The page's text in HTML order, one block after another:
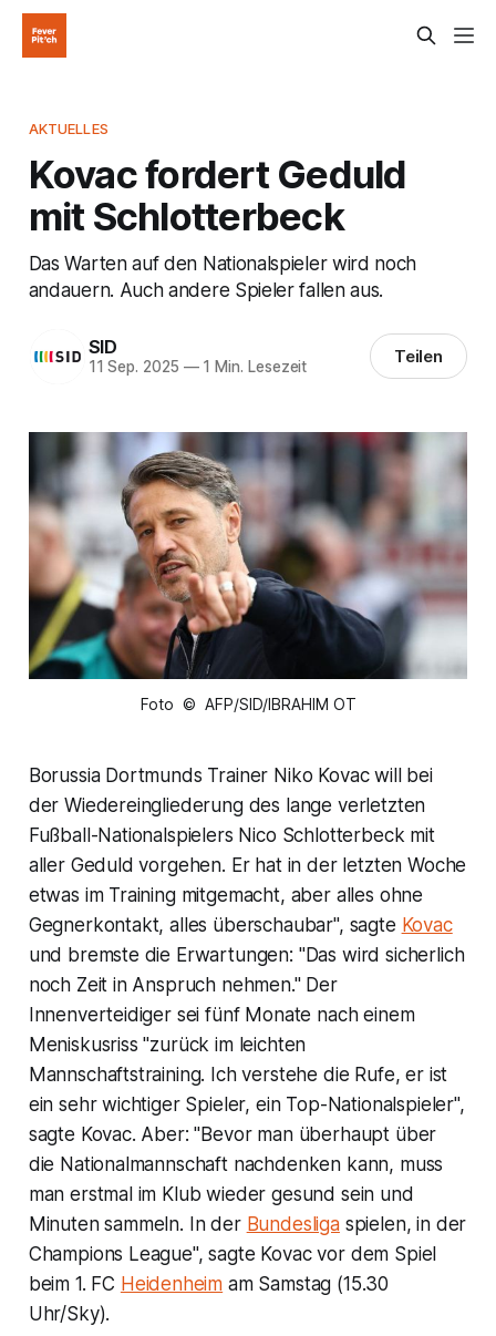
AKTUELLES
Kovac fordert Geduld
mit Schlotterbeck
Das Warten auf den Nationalspieler wird noch
andauern. Auch andere Spieler fallen aus.
SID
11 Sep. 2025 —1 Min. Lesezeit Teilen
Foto © AFP/SID/IBRAHIM OT
Borussia Dortmunds Trainer Niko Kovac will bei
der Wiedereingliederung des lange verletzten
Fußball-Nationalspielers Nico Schlotterbeck mit
aller Geduld vorgehen. Er hat in der letzten Woche
etwas im Training mitgemacht, aber alles ohne
Gegnerkontakt, alles überschaubar", sagte Kovac
und bremste die Erwartungen: "Das wird sicherlich
noch Zeit in Anspruch nehmen." Der
Innenverteidiger sei fünf Monate nach einem
Meniskusriss "zurück im leichten
Mannschaftstraining. Ich verstehe die Rufe, er ist
ein sehr wichtiger Spieler, ein Top-Nationalspieler",
sagte Kovac. Aber: "Bevor man überhaupt über
die Nationalmannschaft nachdenken kann, muss
man erstmal im Klub wieder gesund sein und
Minuten sammeln. In der Bundesligaspielen, in der
Champions League", sagte Kovac vor dem Spiel
beim 1. FC Heidenheim am Samstag (15.30
Uhr/Sky).